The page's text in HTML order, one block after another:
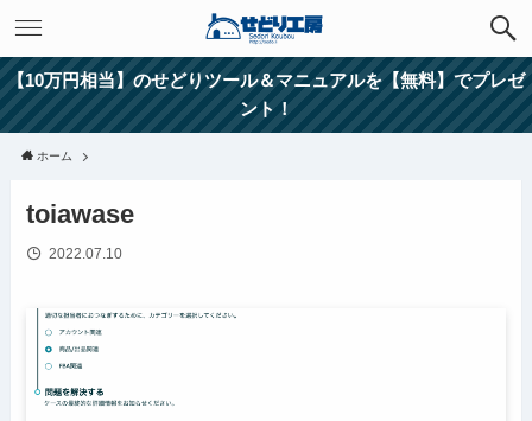
【10万円相当】のせどりツール＆マニュアルを【無料】でプレゼ
ント！
ホーム
toiawase
2022.07.10